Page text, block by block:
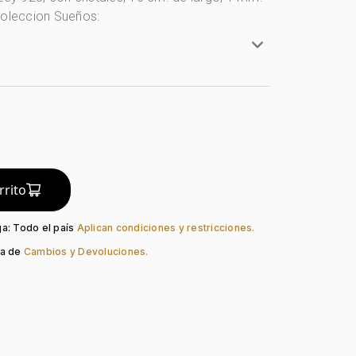
Sueños:
Boton
Liso
Pico Loro
Todo el país Aplican condiciones y restricciones.
de Cambios y Devoluciones.